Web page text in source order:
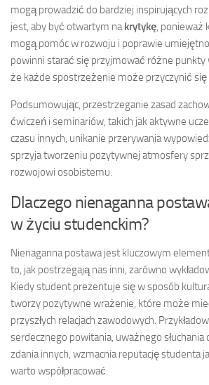
mogą prowadzić do bardziej inspirujących
jest, aby być otwartym na krytykę ,
mogą pomóc w rozwoju i poprawie
powinni starać się przyjmować różne punkty
że każde spostrzeżenie może przyczynić się
Podsumowując, przestrzeganie zasad
ćwiczeń i seminariów, takich jak aktywne
czasu innych, unikanie przerywania
sprzyja tworzeniu pozytywnej atmosfery
rozwojowi osobistemu.
Dlaczego nienaganna
w życiu studenckim?
Nienaganna postawa jest kluczowym
to, jak postrzegają nas inni, zarówno
Kiedy student prezentuje się w sposób
tworzy pozytywne wrażenie, które może
przyszłych relacjach zawodowych.
serdecznego powitania, uważnego słuchania
zdania innych, wzmacnia reputację studenta
warto współpracować.